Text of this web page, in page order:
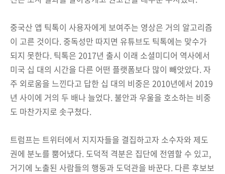
중국산 앱 틱톡이 사용자에게 보여주는 영상은 거의 알고리즘
이 고른 것이다. 중독성만 따지면 유튜브도 틱톡에는 맞수가
되지 못한다. 틱톡은 2017년 출시 이래 소셜미디어 역사에서
미국 십 대의 시간을 다른 어떤 플랫폼보다 많이 빼앗았다. 자
주 외로움을 느낀다고 답한 십 대의 비중은 2010년에서 2019
년 사이에 거의 두 배나 늘었다. 불안과 우울을 호소하는 비중
도 마찬가지로 솟구쳤다.
트럼프는 트위터에서 지지자들을 결집하고자 소수자와 제도
권에 분노를 뿜어냈다. 도덕적 격분은 집단에 전염할 수 있고,
거기에 노출된 사람들의 행동과 도덕관을 바꾼다. 다른 후보보